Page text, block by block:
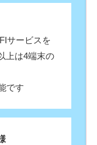
サービスを
上は4端末の
です